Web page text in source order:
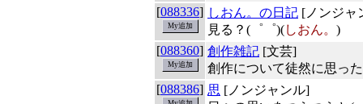
[088336] しおん。の日記 [ノンジャ
見る？(゜゜)(しおん。 )
[088360] 創作雑記 [文芸]
創作について徒然に思っ
[088386] 思 [ノンジャンル]